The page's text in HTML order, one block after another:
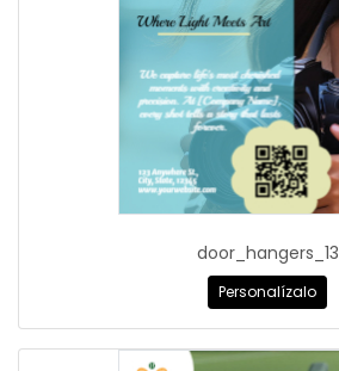
door_hangers_13
Personalízalo